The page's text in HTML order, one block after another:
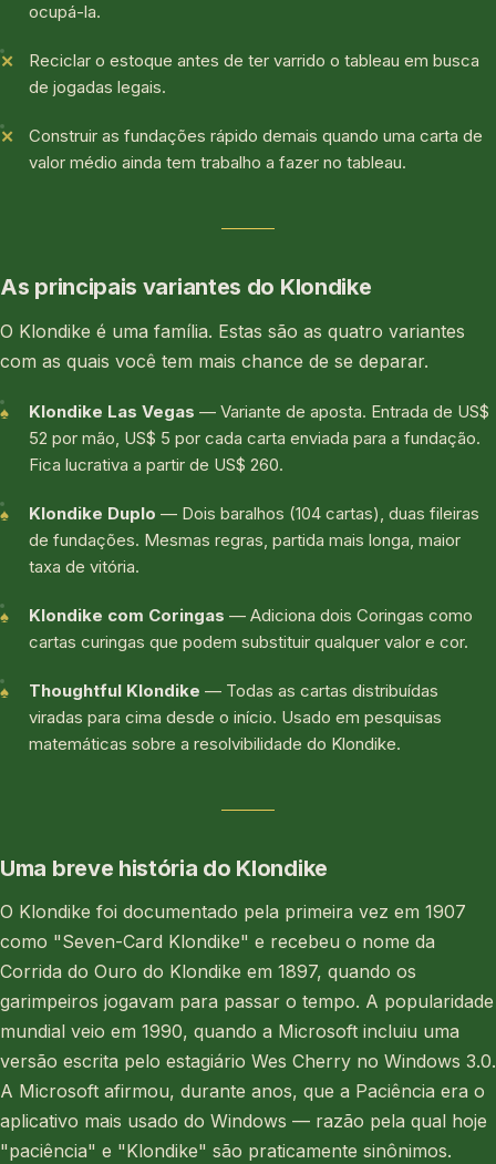
ocupá-la.
Reciclar o estoque antes de ter varrido o tableau em busca
de jogadas legais.
Construir as fundações rápido demais quando uma carta de
valor médio ainda tem trabalho a fazer no tableau.
As principais variantes do Klondike
O Klondike é uma família. Estas são as quatro variantes
com as quais você tem mais chance de se deparar.
Klondike Las Vegas — Variante de aposta. Entrada de US$
52 por mão, US$ 5 por cada carta enviada para a fundação.
Fica lucrativa a partir de US$ 260.
Klondike Duplo — Dois baralhos (104 cartas), duas fileiras
de fundações. Mesmas regras, partida mais longa, maior
taxa de vitória.
Klondike com Coringas — Adiciona dois Coringas como
cartas curingas que podem substituir qualquer valor e cor.
Thoughtful Klondike — Todas as cartas distribuídas
viradas para cima desde o início. Usado em pesquisas
matemáticas sobre a resolvibilidade do Klondike.
Uma breve história do Klondike
O Klondike foi documentado pela primeira vez em 1907
como "Seven-Card Klondike" e recebeu o nome da
Corrida do Ouro do Klondike em 1897, quando os
garimpeiros jogavam para passar o tempo. A popularidade
mundial veio em 1990, quando a Microsoft incluiu uma
versão escrita pelo estagiário Wes Cherry no Windows 3.0.
A Microsoft afirmou, durante anos, que a Paciência era o
aplicativo mais usado do Windows — razão pela qual hoje
"paciência" e "Klondike" são praticamente sinônimos.